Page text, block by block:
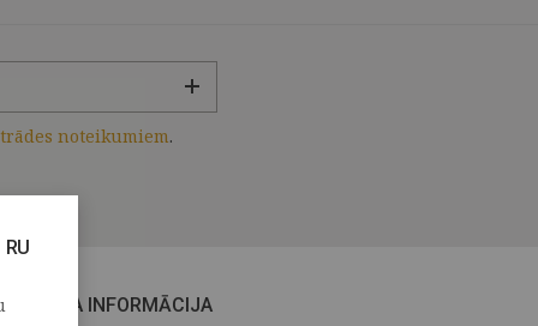
noteikumiem.
CITA INFORMĀCIJA
RU